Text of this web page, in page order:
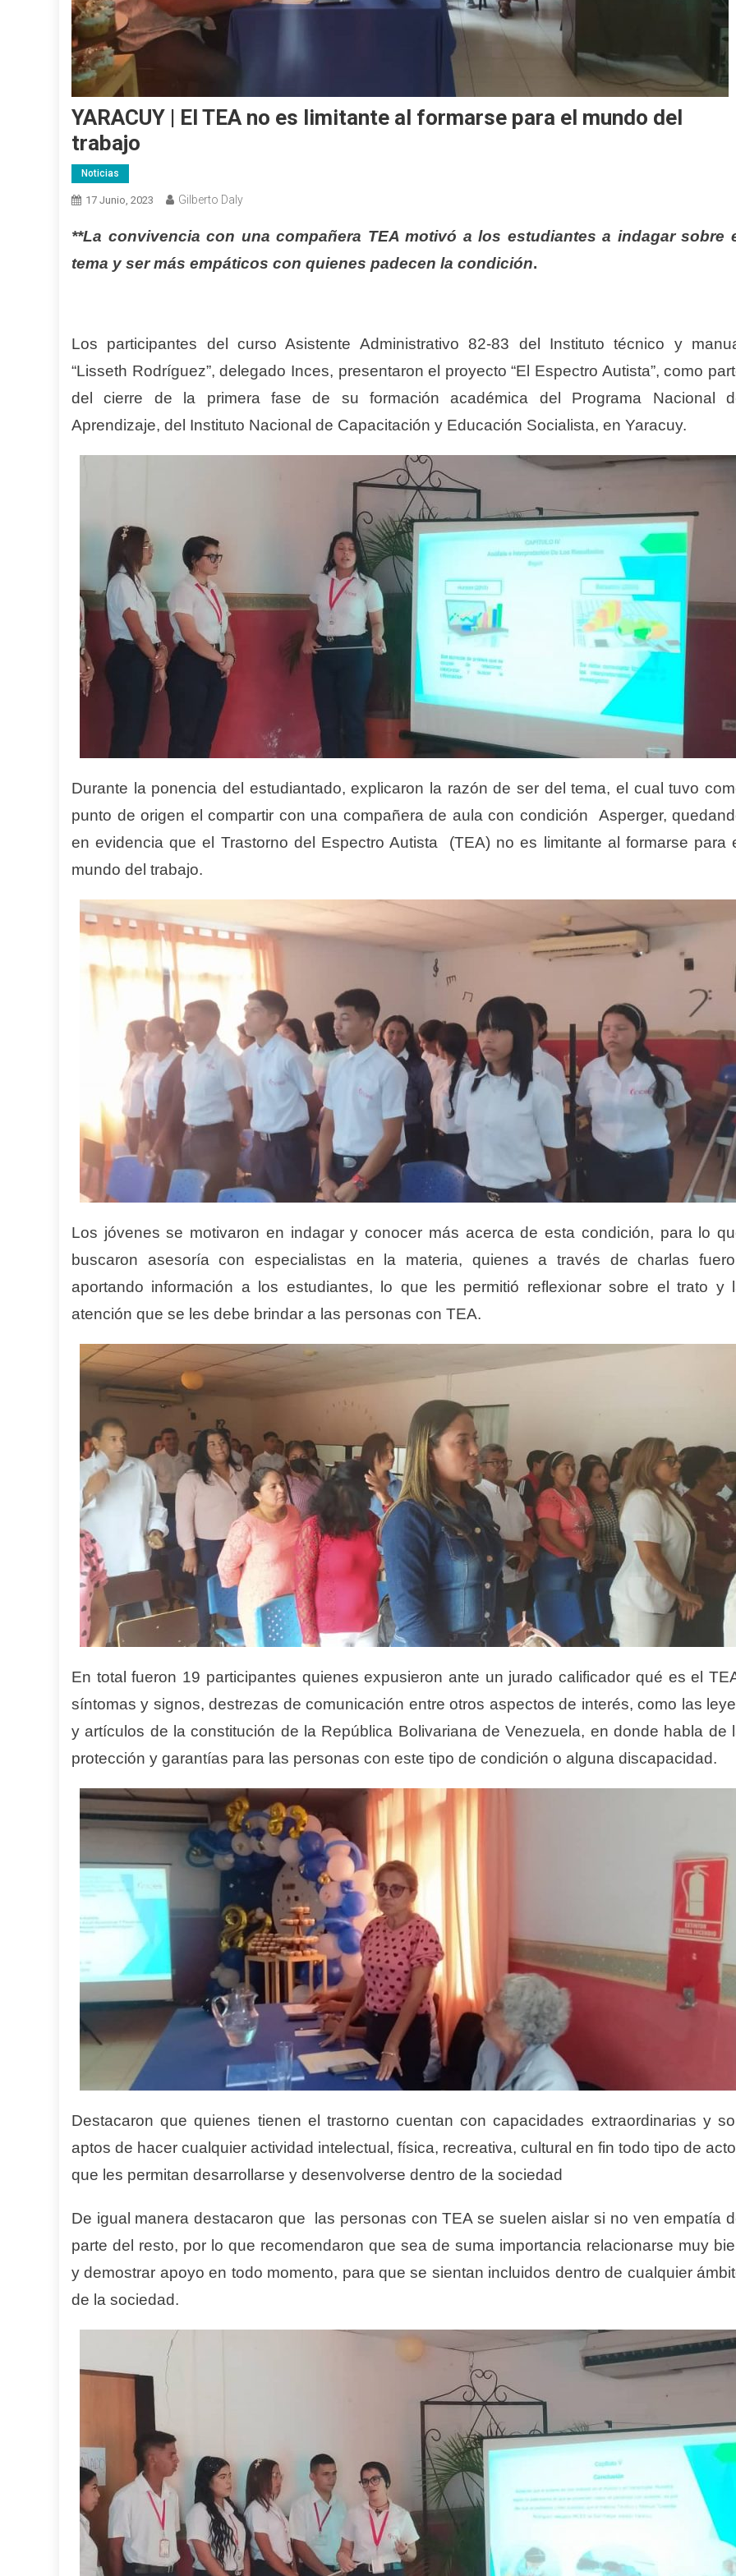
YARACUY | El TEA no es limitante al formarse para el mundo del
trabajo
Noticias
17 Junio, 2023 Gilberto Daly
**La convivencia con una compañera TEA motivó a los estudiantes a indagar sobre
tema y ser más empáticos con quienes padecen la condición.
Los participantes del curso Asistente Administrativo 82-83 del Instituto técnico y
“Lisseth Rodríguez”, delegado Inces, presentaron el proyecto “El Espectro Autista”, como
del cierre de la primera fase de su formación académica del Programa Nacional
Aprendizaje, del Instituto Nacional de Capacitación y Educación Socialista, en Yaracuy.
Durante la ponencia del estudiantado, explicaron la razón de ser del tema, el cual tuvo
punto de origen el compartir con una compañera de aula con condición Asperger,
en evidencia que el Trastorno del Espectro Autista (TEA) no es limitante al formarse para
mundo del trabajo.
Los jóvenes se motivaron en indagar y conocer más acerca de esta condición, para lo
buscaron asesoría con especialistas en la materia, quienes a través de charlas
aportando información a los estudiantes, lo que les permitió reflexionar sobre el trato y
atención que se les debe brindar a las personas con TEA.
En total fueron 19 participantes quienes expusieron ante un jurado calificador qué es el
síntomas y signos, destrezas de comunicación entre otros aspectos de interés, como las
y artículos de la constitución de la República Bolivariana de Venezuela, en donde habla de
protección y garantías para las personas con este tipo de condición o alguna discapacidad.
Destacaron que quienes tienen el trastorno cuentan con capacidades extraordinarias y
aptos de hacer cualquier actividad intelectual, física, recreativa, cultural en fin todo tipo de
que les permitan desarrollarse y desenvolverse dentro de la sociedad
De igual manera destacaron que las personas con TEA se suelen aislar si no ven empatía
parte del resto, por lo que recomendaron que sea de suma importancia relacionarse muy
y demostrar apoyo en todo momento, para que se sientan incluidos dentro de cualquier
de la sociedad.